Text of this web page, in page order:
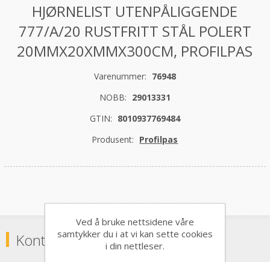
HJØRNELIST UTENPÅLIGGENDE
777/A/20 RUSTFRITT STÅL POLERT
20MMX20XMMX300CM, PROFILPAS
Varenummer: 76948
NOBB: 29013331
GTIN: 8010937769484
Produsent: Profilpas
Kontaktinformasjon
Ved å bruke nettsidene våre
samtykker du i at vi kan sette cookies
i din nettleser.